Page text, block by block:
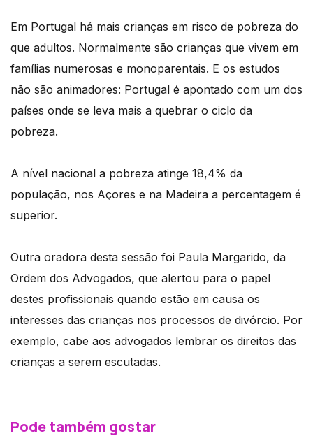
Em Portugal há mais crianças em risco de pobreza do
que adultos. Normalmente são crianças que vivem em
famílias numerosas e monoparentais. E os estudos
não são animadores: Portugal é apontado com um dos
países onde se leva mais a quebrar o ciclo da
pobreza.
A nível nacional a pobreza atinge 18,4% da
população, nos Açores e na Madeira a percentagem é
superior.
Outra oradora desta sessão foi Paula Margarido, da
Ordem dos Advogados, que alertou para o papel
destes profissionais quando estão em causa os
interesses das crianças nos processos de divórcio. Por
exemplo, cabe aos advogados lembrar os direitos das
crianças a serem escutadas.
Pode também gostar